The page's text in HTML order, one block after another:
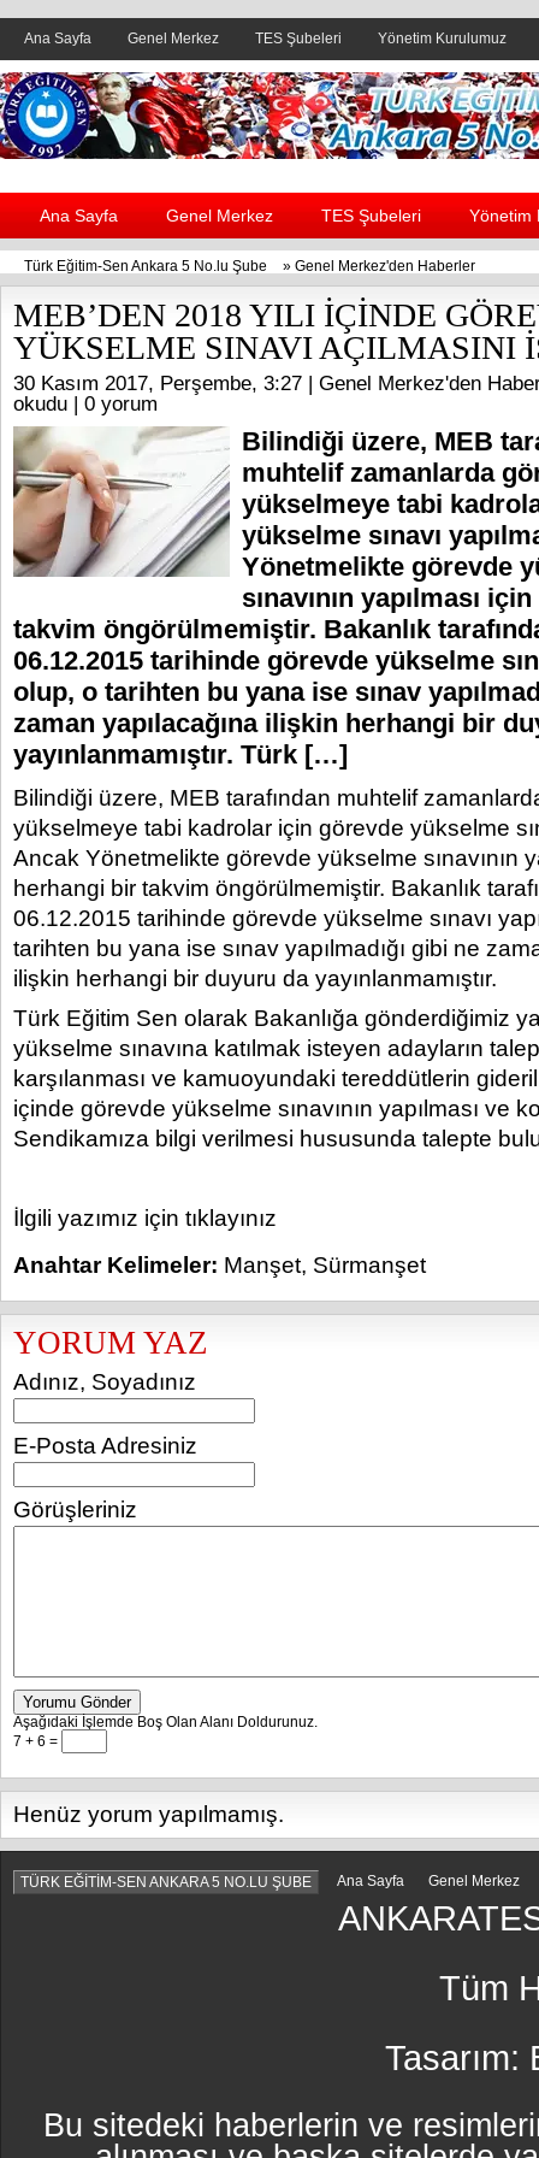
Ana Sayfa Genel Merkez TES Şubeleri Yönetim Kurulumuz
Header yanı reklam alanı
Ana Sayfa Genel Merkez TES Şubeleri Yönetim
Türk Eğitim-Sen Ankara 5 No.lu Şube » Genel Merkez'den Haberler
MEB’DEN 2018 YILI İÇİNDE
YÜKSELME SINAVI AÇILMASINI
30 Kasım 2017, Perşembe, 3:27 | Genel Merkez'den
okudu | 0 yorum
Bilindiği üzere, MEB
muhtelif zamanlarda
yükselmeye tabi
yükselme sınavı
Yönetmelikte görevde
sınavının yapılması
takvim öngörülmemiştir. Bakanlık
06.12.2015 tarihinde görevde yükselme
olup, o tarihten bu yana ise sınav
zaman yapılacağına ilişkin herhangi bir
yayınlanmamıştır. Türk […]
Bilindiği üzere, MEB tarafından muhtelif
yükselmeye tabi kadrolar için görevde yükselme
Ancak Yönetmelikte görevde yükselme sınavının
herhangi bir takvim öngörülmemiştir. Bakanlık
06.12.2015 tarihinde görevde yükselme sınavı
tarihten bu yana ise sınav yapılmadığı gibi ne
ilişkin herhangi bir duyuru da yayınlanmamıştır.
Türk Eğitim Sen olarak Bakanlığa gönderdiğimiz
yükselme sınavına katılmak isteyen adayların
karşılanması ve kamuoyundaki tereddütlerin
içinde görevde yükselme sınavının yapılması ve
Sendikamıza bilgi verilmesi hususunda talepte
İlgili yazımız için tıklayınız
Anahtar Kelimeler: Manşet, Sürmanşet
YORUM YAZ
Adınız, Soyadınız
E-Posta Adresiniz
Görüşleriniz
Yorumu Gönder
Aşağıdaki İşlemde Boş Olan Alanı Doldurunuz.
7 + 6 =
Henüz yorum yapılmamış.
TÜRK EĞİTİM-SEN ANKARA 5 NO.LU ŞUBE Ana Sayfa Genel Merkez
Tüm
Tasarım:
Bu sitedeki haberlerin ve